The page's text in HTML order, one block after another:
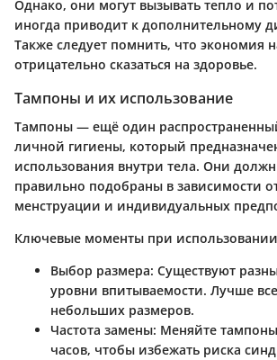
Однако, они могут вызывать тепло и
иногда приводит к дополнительному
Также следует помнить, что экономия
отрицательно сказаться на здоровье.
Тампоны и их использование
Тампоны — ещё один
личной гигиены, который
использования внутри тела. Они
правильно подобраны в зависимости
менструации и индивидуальных
Ключевые моменты при
Выбор размера: Существуют
уровни впитываемости. Лучше
небольших размеров.
Частота замены: Меняйте
часов, чтобы избежать риска